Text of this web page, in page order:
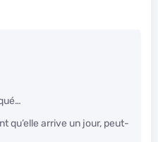
qu’elle arrive un jour, peut-